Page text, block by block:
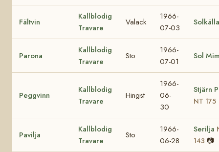
Fältvin
Kallblodig
Travare
Valack
1966-
07-03
Solkälla
Parona
Kallblodig
Travare
Sto
1966-
07-01
Sol
Peggvinn
Kallblodig
Travare
Hingst
1966-
06-
30
Stjärn
NT 175
Pavilja
Kallblodig
Travare
Sto
1966-
06-28
Serilja
143 📷